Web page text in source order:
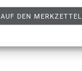
AUF DEN MERKZETTEL